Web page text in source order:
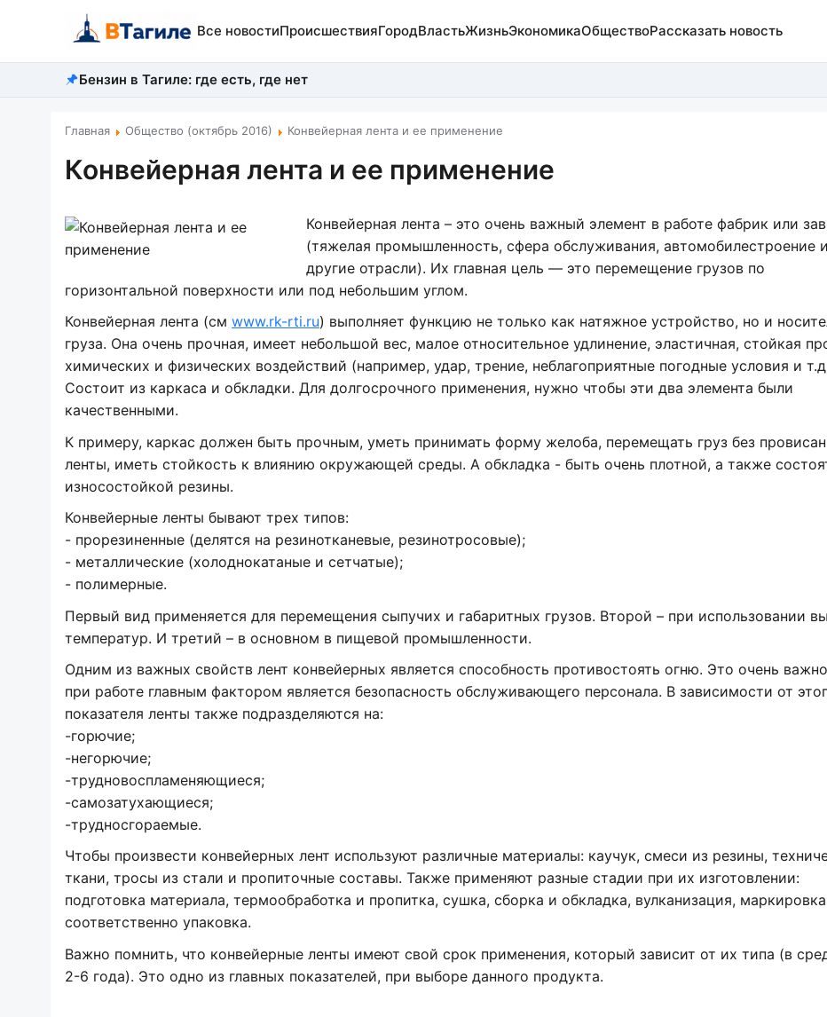
Все новостиПроисшествияГородВластьЖизньЭкономикаОбществоРассказать новость
Бензин в Тагиле: где есть, где нет
Главная Общество (октябрь 2016) Конвейерная лента и ее применение
Конвейерная лента и ее применение
Конвейерная лента – это очень важный элемент в работе фабрик или
(тяжелая промышленность, сфера обслуживания, автомобилестроение и
другие отрасли). Их главная цель — это перемещение грузов по
горизонтальной поверхности или под небольшим углом.
Конвейерная лента (см www.rk-rti.ru) выполняет функцию не только как натяжное устройство, но и
груза. Она очень прочная, имеет небольшой вес, малое относительное удлинение, эластичная, стойкая
химических и физических воздействий (например, удар, трение, неблагоприятные погодные условия и
Состоит из каркаса и обкладки. Для долгосрочного применения, нужно чтобы эти два элемента были
качественными.
К примеру, каркас должен быть прочным, уметь принимать форму желоба, перемещать груз без
ленты, иметь стойкость к влиянию окружающей среды. А обкладка - быть очень плотной, а также
износостойкой резины.
Конвейерные ленты бывают трех типов:
- прорезиненные (делятся на резинотканевые, резинотросовые);
- металлические (холоднокатаные и сетчатые);
- полимерные.
Первый вид применяется для перемещения сыпучих и габаритных грузов. Второй – при использовании
температур. И третий – в основном в пищевой промышленности.
Одним из важных свойств лент конвейерных является способность противостоять огню. Это очень
при работе главным фактором является безопасность обслуживающего персонала. В зависимости от
показателя ленты также подразделяются на:
-горючие;
-негорючие;
-трудновоспламеняющиеся;
-самозатухающиеся;
-трудносгораемые.
Чтобы произвести конвейерных лент используют различные материалы: каучук, смеси из резины,
ткани, тросы из стали и пропиточные составы. Также применяют разные стадии при их изготовлении:
подготовка материала, термообработка и пропитка, сушка, сборка и обкладка, вулканизация,
соответственно упаковка.
Важно помнить, что конвейерные ленты имеют свой срок применения, который зависит от их типа (в
2-6 года). Это одно из главных показателей, при выборе данного продукта.